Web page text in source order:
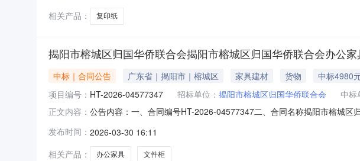
相关产品：
复印纸
揭阳市榕城区归国华侨联合会揭阳市榕城区归国华侨联合会办公
中标｜合同公告 广东省｜揭阳市｜榕城区 家具建材 货物
中标4980
项目编号： HT-2026-04577347 招标单位： 揭阳市榕城区归国华侨联合会 中标
正文内容： 公告内容：一、合同编号HT-2026-04577347二、合同名称揭阳市榕城
式：13682725106供应商(乙方)：揭阳市联兴家居有限公司地址：仙桥
发布时间： 2026-03-30 16:11
相关产品：
办公家具 文件柜